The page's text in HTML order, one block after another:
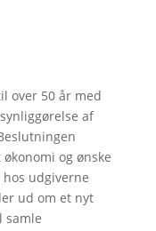
over 50 år med
af
og ønske
udgiverne
ud om et nyt
samle